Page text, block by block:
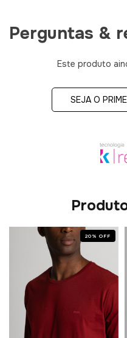
Perguntas &
Este produto
SEJA O
20 %OFF